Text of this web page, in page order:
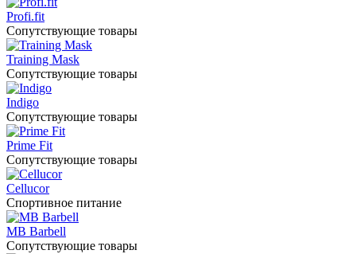
Profi.fit
Сопутствующие товары
Training Mask
Сопутствующие товары
Indigo
Сопутствующие товары
Prime Fit
Сопутствующие товары
Cellucor
Спортивное питание
MB Barbell
Сопутствующие товары